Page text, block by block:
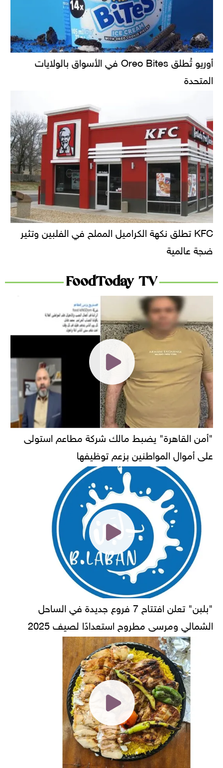
أوريو تُطلق Oreo Bites في الأسواق بالولايات
المتحدة
KFC تطلق نكهة الكراميل المملح في الفلبين وتثير
ضجة عالمية
FoodToday TV
"أمن القاهرة" يضبط مالك شركة مطاعم استولى
على أموال المواطنين بزعم توظيفها
"بلبن" تعلن افتتاح 7 فروع جديدة في الساحل
الشمالي ومرسى مطروح استعدادًا لصيف 2025